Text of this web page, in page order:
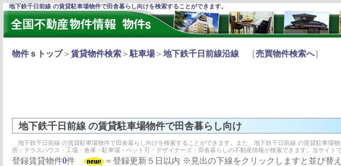
地下鉄千日前線 の賃貸駐車場物件で田舎暮らし向けを検索することができます。
物件ｓトップ＞ 賃貸物件検索 ＞駐車場 ＞ 地下鉄千日前線沿線 ［売買物件検索へ］
地下鉄千日前線 の賃貸駐車場物件で田舎暮らし向け
地下鉄千日前線 の賃貸駐車場物件で田舎暮らし向けを検索することができます。また、地下鉄千日前線 の賃貸駐車場
所・テラスハウス・工場・倉庫・駐車場・ペット可・デザイナーズ・田舎暮らしの不動産情報が検索できます。当サイ
登録賃貸物件0件
＝登録更新５日以内 ※見出の下線をクリックしますと並び替え